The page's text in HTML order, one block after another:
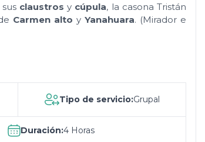
claustrosy cúpula, la casona Tristán
Carmen alto y Yanahuara. (Mirador e
Tipo de servicio:Grupal
Duración:4 Horas